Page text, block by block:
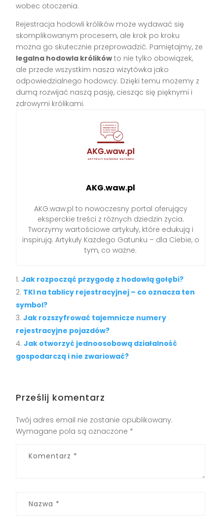
wobec otoczenia.
Rejestracja hodowli królików może wydawać się
skomplikowanym procesem, ale krok po kroku
można go skutecznie przeprowadzić. Pamiętajmy, że
legalna hodowla królików to nie tylko obowiązek,
ale przede wszystkim nasza wizytówka jako
odpowiedzialnego hodowcy. Dzięki temu możemy z
dumą rozwijać naszą pasję, ciesząc się pięknymi i
zdrowymi królikami.
AKG.waw.pl
AKG.waw.pl to nowoczesny portal oferujący
eksperckie treści z różnych dziedzin życia.
Tworzymy wartościowe artykuły, które edukują i
inspirują. Artykuły Każdego Gatunku – dla Ciebie, o
tym, co ważne.
Jak rozpocząć przygodę z hodowlą gołębi?
TKI na tablicy rejestracyjnej – co oznacza ten
symbol?
Jak rozszyfrować tajemnicze numery
rejestracyjne pojazdów?
Jak otworzyć jednoosobową działalność
gospodarczą i nie zwariować?
Prześlij komentarz
Twój adres email nie zostanie opublikowany.
Wymagane pola są oznaczone *